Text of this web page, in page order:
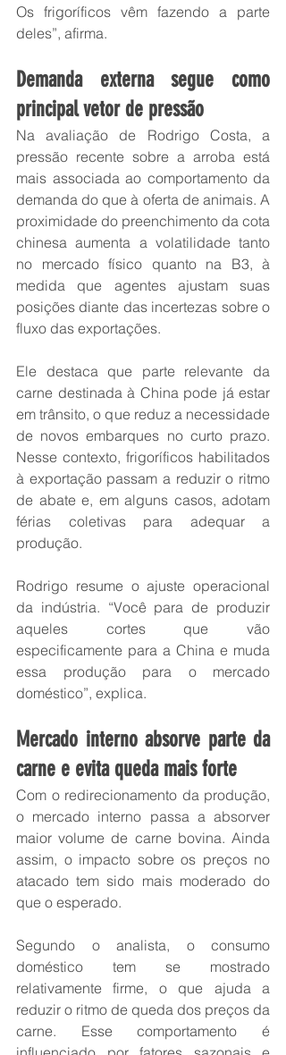
Os frigoríficos vêm fazendo a parte
deles”, afirma.
Demanda externa segue como
principal vetor de pressão
Na avaliação de Rodrigo Costa, a
pressão recente sobre a arroba está
mais associada ao comportamento da
demanda do que à oferta de animais. A
proximidade do preenchimento da cota
chinesa aumenta a volatilidade tanto
no mercado físico quanto na B3, à
medida que agentes ajustam suas
posições diante das incertezas sobre o
fluxo das exportações.
Ele destaca que parte relevante da
carne destinada à China pode já estar
em trânsito, o que reduz a necessidade
de novos embarques no curto prazo.
Nesse contexto, frigoríficos habilitados
à exportação passam a reduzir o ritmo
de abate e, em alguns casos, adotam
férias coletivas para adequar a
produção.
Rodrigo resume o ajuste operacional
da indústria. “Você para de produzir
aqueles cortes que vão
especificamente para a China e muda
essa produção para o mercado
doméstico”, explica.
Mercado interno absorve parte da
carne e evita queda mais forte
Com o redirecionamento da produção,
o mercado interno passa a absorver
maior volume de carne bovina. Ainda
assim, o impacto sobre os preços no
atacado tem sido mais moderado do
que o esperado.
Segundo o analista, o consumo
doméstico tem se mostrado
relativamente firme, o que ajuda a
reduzir o ritmo de queda dos preços da
carne. Esse comportamento é